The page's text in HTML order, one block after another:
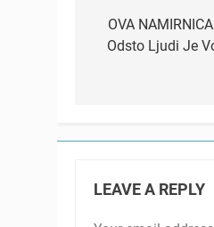
navigation
OVA
Odsto Ljudi Je
LEAVE A REPLY